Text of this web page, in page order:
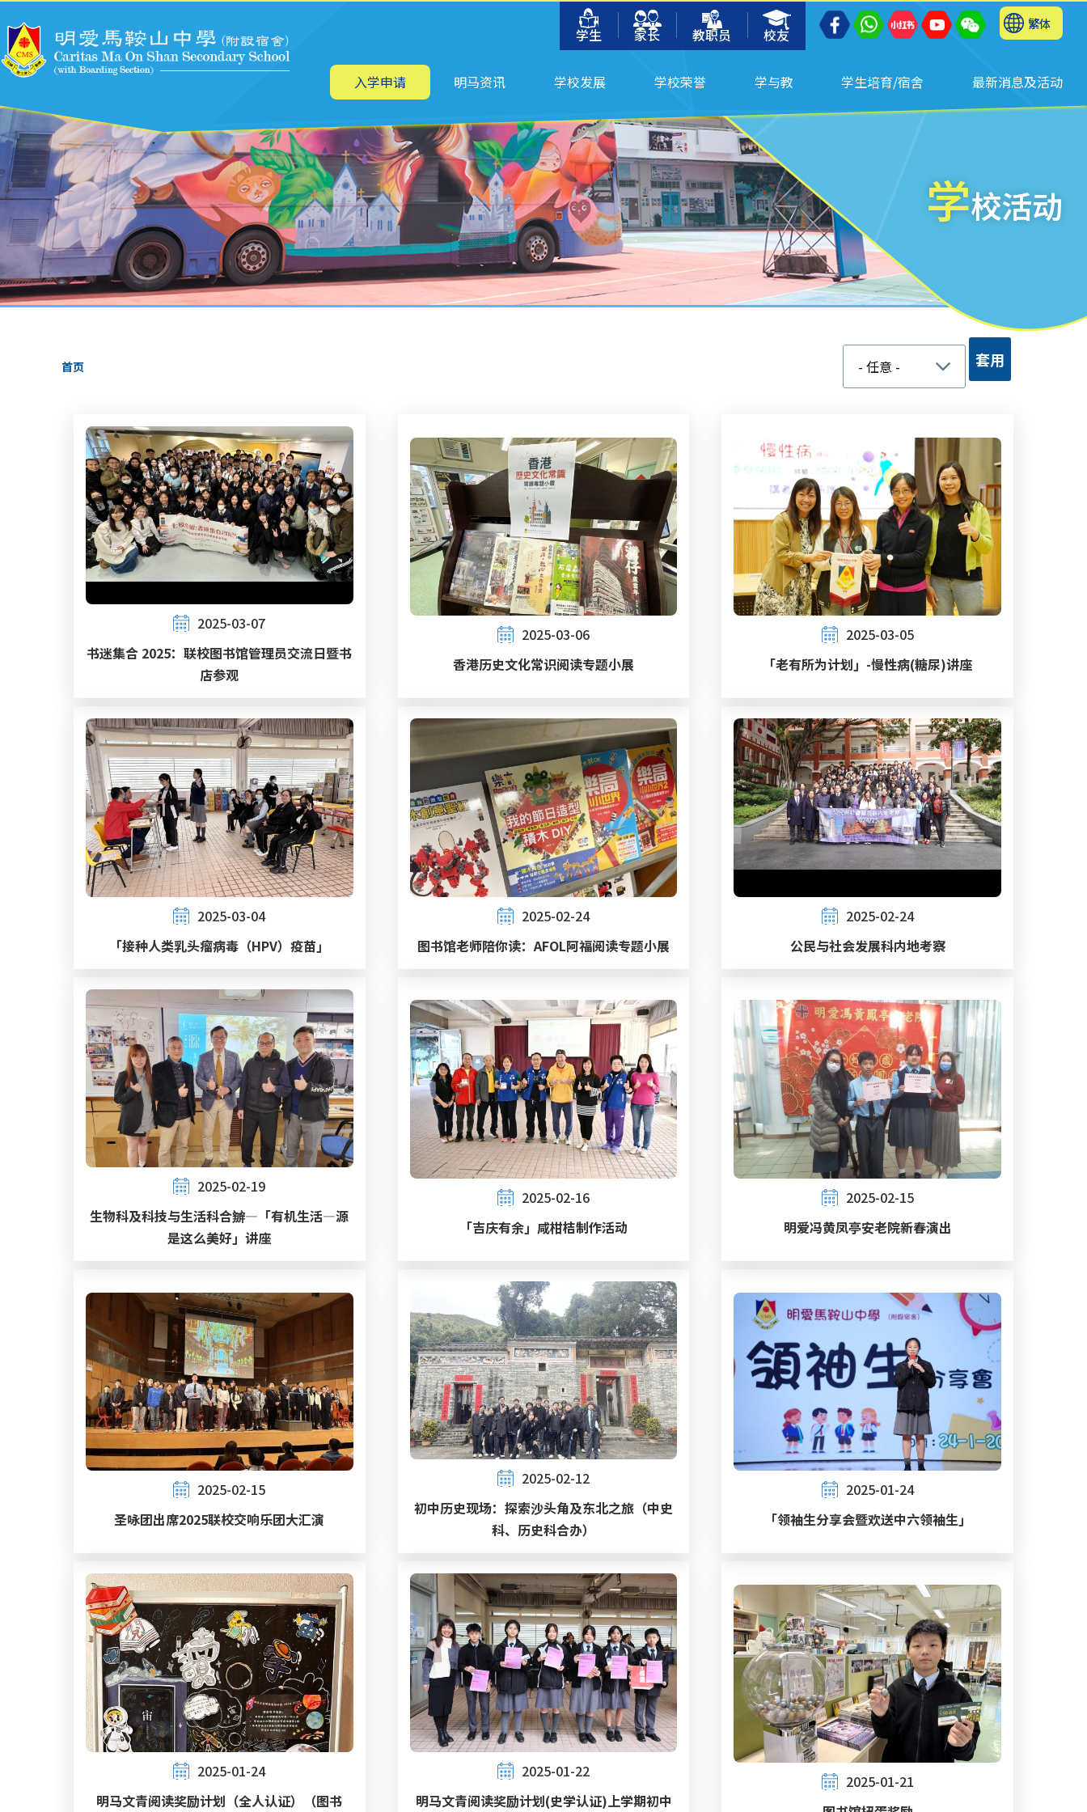
学生
家长 教职员 校友
繁体
主
航 入学申请 明马资讯 学校发展 学校荣誉 学与教 学生培育/宿舍 最新消息及活动
学校活动
面
屑
首页
2025-03-07
书迷集合 2025：联校图书馆管理员交流日暨书
店参观
2025-03-06
香港历史文化常识阅读专题小展
2025-03-05
「老有所为计划」-慢性病(糖尿)讲座
2025-03-04
「接种人类乳头瘤病毒（HPV）疫苗」
2025-02-24
图书馆老师陪你读：AFOL阿福阅读专题小展
2025-02-24
公民与社会发展科内地考察
2025-02-19
生物科及科技与生活科合辧—「有机生活—源
是这么美好」讲座
2025-02-16
「吉庆有余」咸柑桔制作活动
2025-02-15
明爱冯黄凤亭安老院新春演出
2025-02-15
圣咏团出席2025联校交响乐团大汇演
2025-02-12
初中历史现场：探索沙头角及东北之旅（中史
科、历史科合办）
2025-01-24
「领袖生分享会暨欢送中六领袖生」
2025-01-24
明马文青阅读奖励计划（全人认证）（图书
2025-01-22
明马文青阅读奖励计划(史学认证)上学期初中
2025-01-21